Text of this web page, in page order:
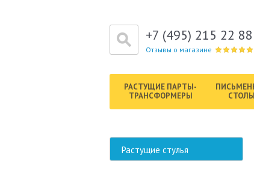
+7 (495) 215 22 88
Отзывы о магазине
РАСТУЩИЕ ПАРТЫ-
ТРАНСФОРМЕРЫ
СТОЛЫ
Растущие стулья